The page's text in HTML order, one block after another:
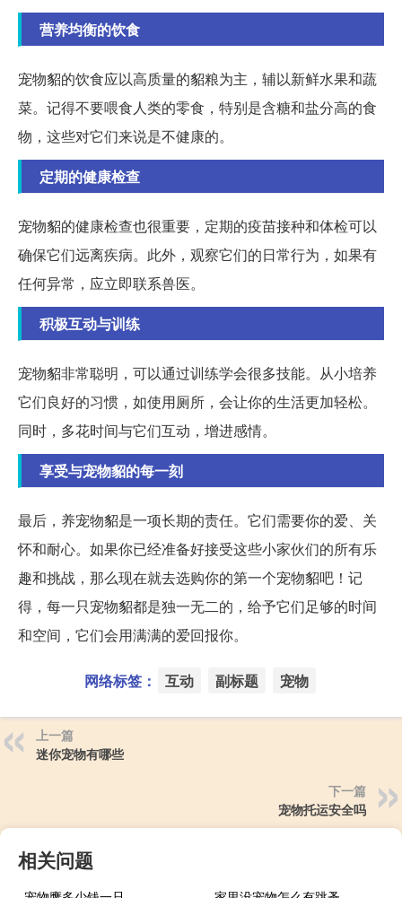
营养均衡的饮食
宠物貂的饮食应以高质量的貂粮为主，辅以新鲜水果和蔬
菜。记得不要喂食人类的零食，特别是含糖和盐分高的食
物，这些对它们来说是不健康的。
定期的健康检查
宠物貂的健康检查也很重要，定期的疫苗接种和体检可以
确保它们远离疾病。此外，观察它们的日常行为，如果有
任何异常，应立即联系兽医。
积极互动与训练
宠物貂非常聪明，可以通过训练学会很多技能。从小培养
它们良好的习惯，如使用厕所，会让你的生活更加轻松。
同时，多花时间与它们互动，增进感情。
享受与宠物貂的每一刻
最后，养宠物貂是一项长期的责任。它们需要你的爱、关
怀和耐心。如果你已经准备好接受这些小家伙们的所有乐
趣和挑战，那么现在就去选购你的第一个宠物貂吧！记
得，每一只宠物貂都是独一无二的，给予它们足够的时间
和空间，它们会用满满的爱回报你。
网络标签： 互动 副标题 宠物
上一篇
迷你宠物有哪些
下一篇
宠物托运安全吗
相关问题